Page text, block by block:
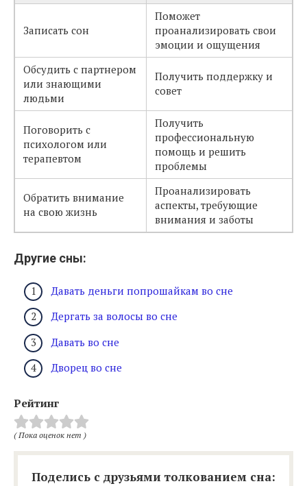
Записать сон
Поможет
проанализировать свои
эмоции и ощущения
Обсудить с партнером
или знающими
людьми
Получить поддержку и
совет
Поговорить с
психологом или
терапевтом
Получить
профессиональную
помощь и решить
проблемы
Обратить внимание
на свою жизнь
Проанализировать
аспекты, требующие
внимания и заботы
Другие сны:
Давать деньги попрошайкам во сне
Дергать за волосы во сне
Давать во сне
Дворец во сне
Рейтинг
( Пока оценок нет )
Поделись с друзьями толкованием сна: